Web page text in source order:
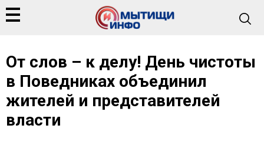
От слов – к делу! День чистоты
в Поведниках объединил
жителей и представителей
власти